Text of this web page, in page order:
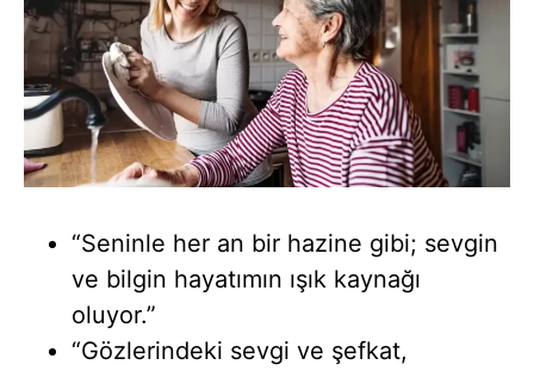
“Seninle her an bir hazine gibi; sevgin
ve bilgin hayatımın ışık kaynağı
oluyor.”
“Gözlerindeki sevgi ve şefkat,